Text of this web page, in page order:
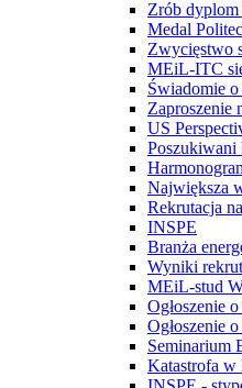
Zrób dyplom
Medal
Zwycięstwo
MEiL-ITC
Świadomie o
Zaproszenie
US
Poszukiwani
Największa
Rekrutacja
INSPE
Branża
Wyniki
MEiL-stud
Ogłoszenie
Ogłoszenie
Seminarium
Katastrofa w